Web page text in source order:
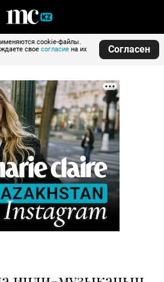
cookie-файлы.
свое согласие на их
Согласен